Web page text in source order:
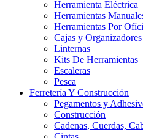
Herramienta Eléctrica
Herramientas
Herramientas Por
Cajas y Organizadores
Linternas
Kits De Herramientas
Escaleras
Pesca
Ferretería Y Construcción
Pegamentos y
Construcción
Cadenas, Cuerdas,